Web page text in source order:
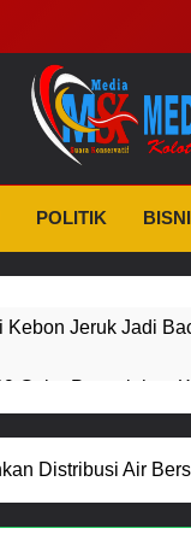
POLITIK
Kebon Jeruk Jadi
Gelar Penyuluhan
RI, IAD
Distribusi Air